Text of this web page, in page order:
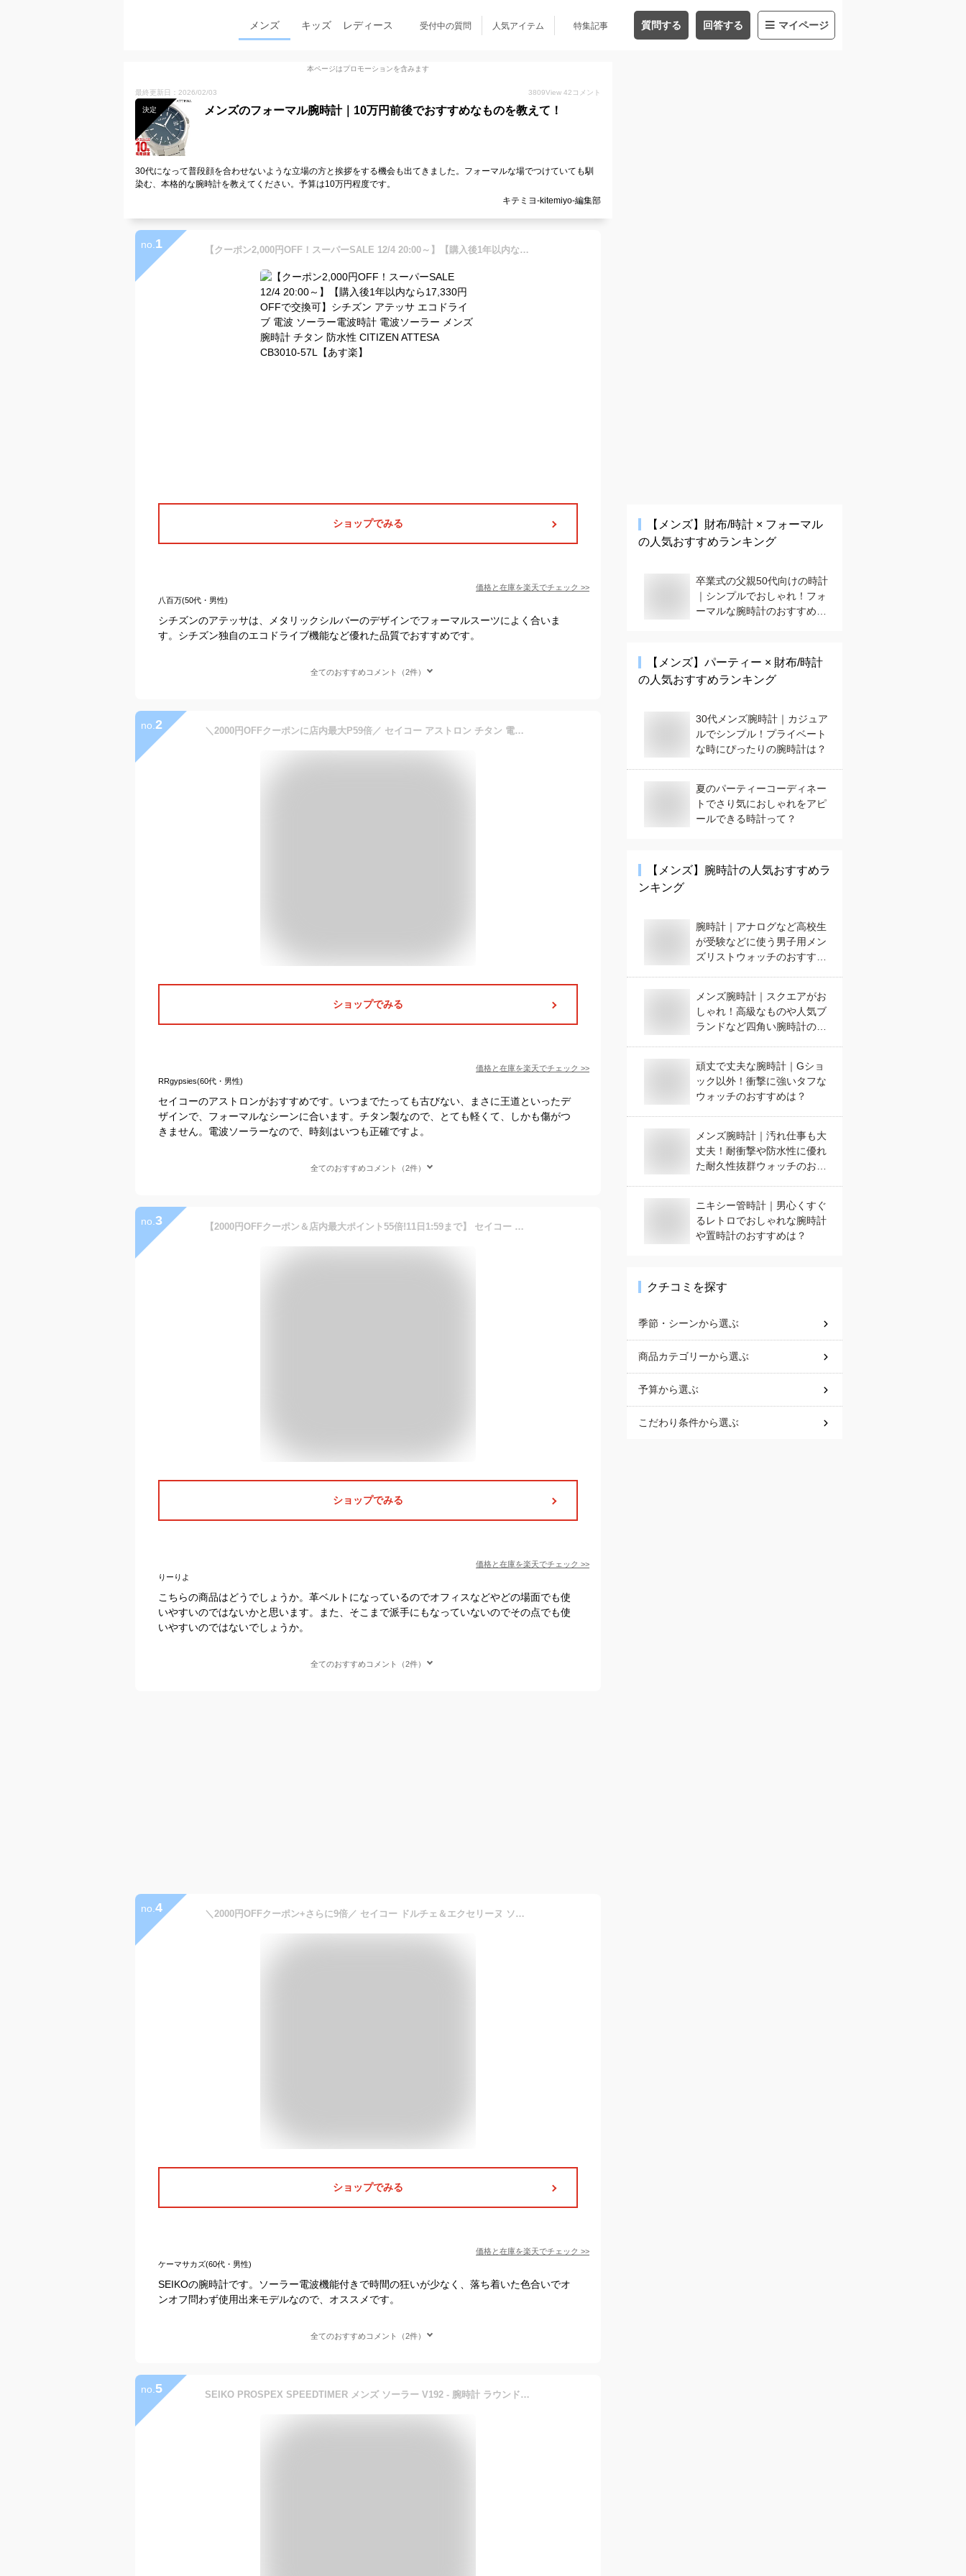
メンズ キッズ レディース 受付中の質問 人気アイテム 特集記事 質問する 回答する マイページ
本ページはプロモーションを含みます
最終更新日：2026/02/03 3809View 42 コメント
決定 メンズのフォーマル腕時計｜10万円前後でおすすめなものを教えて！
30代になって普段顔を合わせないような立場の方と挨拶をする機会も出てきました。フォーマルな場でつけていても馴
染む、本格的な腕時計を教えてください。予算は10万円程度です。
キテミヨ-kitemiyo-編集部
no. 1 【クーポン2,000円OFF！スーパーSALE 12/4 20:00～】【購入後1年以内なら17,330円OFFで交換可】シチズン アテッサ エコドライブ 電波 ソーラー電波時計 電波ソーラー メンズ 腕時計 チタン 防水性 CITIZEN ATTESA CB3010-57L【あす楽】
ショップでみる
価格と在庫を楽天でチェック >>
八百万(50代・男性)
シチズンのアテッサは、メタリックシルバーのデザインでフォーマルスーツによく合いま
す。シチズン独自のエコドライブ機能など優れた品質でおすすめです。
全てのおすすめコメント（2件）
no. 2 ＼2000円OFFクーポンに店内最大P59倍／ セイコー アストロン チタン 電波ソーラー メンズ 腕時計 SBXY029 SEIKO ASTRON シルバー
ショップでみる
価格と在庫を楽天でチェック >>
RRgypsies(60代・男性)
セイコーのアストロンがおすすめです。いつまでたっても古びない、まさに王道といったデ
ザインで、フォーマルなシーンに合います。チタン製なので、とても軽くて、しかも傷がつ
きません。電波ソーラーなので、時刻はいつも正確ですよ。
全てのおすすめコメント（2件）
no. 3 【2000円OFFクーポン＆店内最大ポイント55倍!11日1:59まで】 セイコー アストロン チタン 腕時計 メンズ ソーラー 電波 SEIKO ASTRON 革ベルト 時計 SBXY007 新作 2021 ワールドタイム【あす楽】
ショップでみる
価格と在庫を楽天でチェック >>
りーりよ
こちらの商品はどうでしょうか。革ベルトになっているのでオフィスなどやどの場面でも使
いやすいのではないかと思います。また、そこまで派手にもなっていないのでその点でも使
いやすいのではないでしょうか。
全てのおすすめコメント（2件）
no. 4 ＼2000円OFFクーポン+さらに9倍／ セイコー ドルチェ＆エクセリーヌ ソーラー電波ペア 電波ソーラー SADZ201 腕時計 メンズ シルバー SEIKO DOLCE＆EXCELINE 高級 ブランド おしゃれ 防水 プレゼント 男性 実用的
ショップでみる
価格と在庫を楽天でチェック >>
ケーマサカズ(60代・男性)
SEIKOの腕時計です。ソーラー電波機能付きで時間の狂いが少なく、落ち着いた色合いでオ
ンオフ問わず使用出来モデルなので、オススメです。
全てのおすすめコメント（2件）
no. 5 SEIKO PROSPEX SPEEDTIMER メンズ ソーラー V192 - 腕時計 ラウンド 10気圧防水 クロノグラフ メタル 並行輸入品 ブラック シルバー SSC819P1 【国内品番 SBDL091】
【メンズ】 財布/時計 × フォーマル
の人気おすすめランキング
卒業式の父親50代向けの時計
｜シンプルでおしゃれ！フォ
ーマルな腕時計のおすすめ
【メンズ】 パーティー × 財布/時計
の人気おすすめランキング
30代メンズ腕時計｜カジュア
ルでシンプル！プライベート
な時にぴったりの腕時計は？
夏のパーティーコーディネー
トでさり気におしゃれをアピ
ールできる時計って？
【メンズ】 腕時計の人気おすすめラ
ンキング
腕時計｜アナログなど高校生
が受験などに使う男子用メン
ズリストウォッチのおすすめ
メンズ腕時計｜スクエアがお
しゃれ！高級なものや人気ブ
ランドなど四角い腕時計のお
頑丈で丈夫な腕時計｜Gショ
ック以外！衝撃に強いタフな
ウォッチのおすすめは？
メンズ腕時計｜汚れ仕事も大
丈夫！耐衝撃や防水性に優れ
た耐久性抜群ウォッチのおす
ニキシー管時計｜男心くすぐ
るレトロでおしゃれな腕時計
や置時計のおすすめは？
クチコミを探す
季節・シーンから選ぶ
商品カテゴリーから選ぶ
予算から選ぶ
こだわり条件から選ぶ